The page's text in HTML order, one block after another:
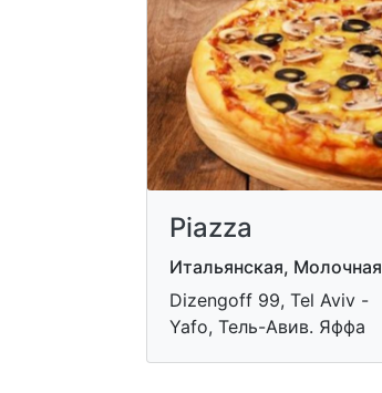
Piazza
Итальянская, Молочная
Dizengoff 99, Tel Aviv -
Yafo, Тель-Авив. Яффа